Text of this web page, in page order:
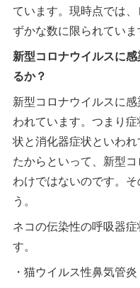
ています。現時点では
ずかな数に限られていま
新型コロナウイルスに
るか？
新型コロナウイルスに
われています。つまり
状と消化器症状といわ
たからといって、新型
わけではないのです。
う。
ネコの伝染性の呼吸器
す。
・猫ウイルス性鼻気管炎